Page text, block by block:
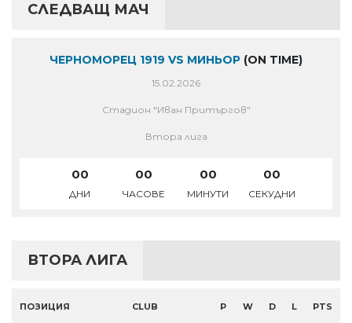
СЛЕДВАЩ МАЧ
ЧЕРНОМОРЕЦ 1919 VS МИНЬОР (ON TIME)
15.02.2026
Стадион "Иван Притъргов"
Втора лига
00
ДНИ
00
ЧАСОВЕ
00
МИНУТИ
00
СЕКУДНИ
ВТОРА ЛИГА
ПОЗИЦИЯ CLUB P W D L PTS